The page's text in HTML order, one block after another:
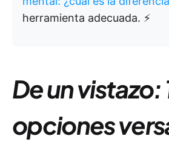
herramienta adecuada. ⚡
De un vistazo:
opciones